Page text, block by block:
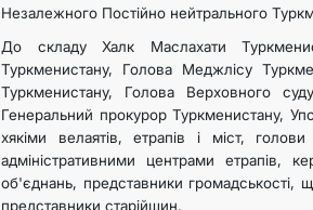
Незалежного Постійно нейтрального
До складу Халк Маслахати
Туркменистану, Голова Меджлісу
Туркменистану, Голова Верховного
Генеральний прокурор Туркменистану,
хякіми велаятів, етрапів і міст,
адміністративними центрами етрапів,
об'єднань, представники громадськості,
представники старійшин.